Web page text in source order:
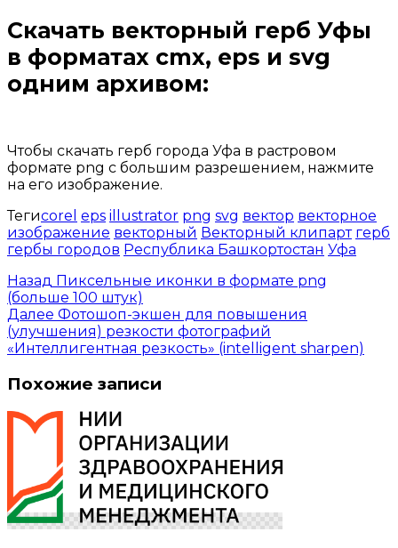
Скачать векторный герб Уфы
в форматах cmx, eps и svg
одним архивом:
Чтобы скачать герб города Уфа в растровом
формате png с большим разрешением, нажмите
на его изображение.
Тегиcorel eps illustrator png svg вектор векторное
изображение векторный Векторный клипарт герб
гербы городов Республика Башкортостан Уфа
Назад Пиксельные иконки в формате png
(больше 100 штук)
Далее Фотошоп-экшен для повышения
(улучшения) резкости фотографий
«Интеллигентная резкость» (intelligent sharpen)
Похожие записи